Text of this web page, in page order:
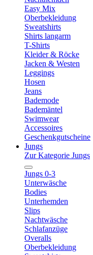
Easy Mix
Oberbekleidung
Sweatshirts
Shirts langarm
T-Shirts
Kleider & Röcke
Jacken & Westen
Leggings
Hosen
Jeans
Bademode
Bademäntel
Swimwear
Accessoires
Geschenkgutscheine
Jungs
Zur Kategorie Jungs
Jungs 0-3
Unterwäsche
Bodies
Unterhemden
Slips
Nachtwäsche
Schlafanzüge
Overalls
Oberbekleidung